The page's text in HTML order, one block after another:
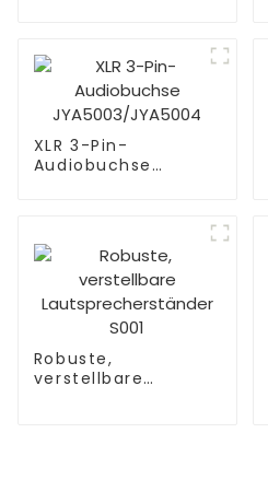
JYBN409
XLR 3-Pin-
Audiobuchse
Robuste,
verstellbare